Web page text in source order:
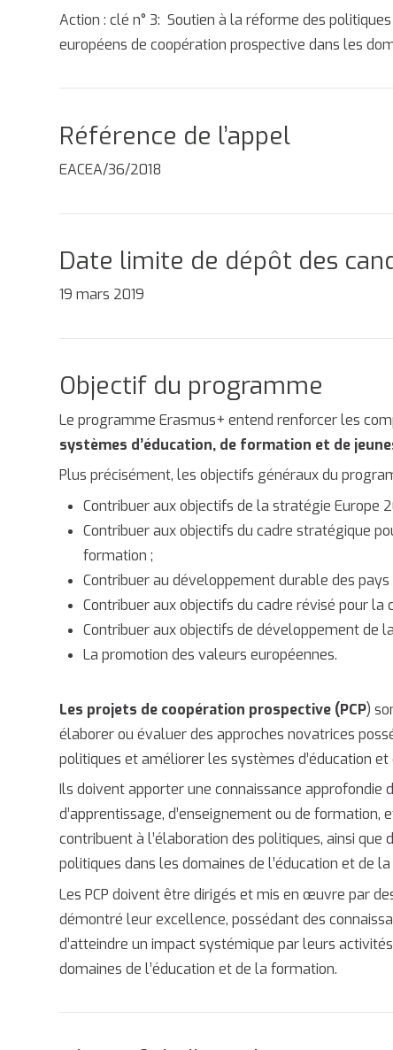
Action : clé n° 3: Soutien à la réforme des
européens de coopération prospective dans les
Référence de l’appel
EACEA/36/2018
Date limite de dépôt des
19 mars 2019
Objectif du programme
Le programme Erasmus+ entend renforcer les
systèmes d’éducation, de formation et de
Plus précisément, les objectifs généraux du
Contribuer aux objectifs de la stratégie Europe
Contribuer aux objectifs du cadre stratégique
formation ;
Contribuer au développement durable des
Contribuer aux objectifs du cadre révisé pour
Contribuer aux objectifs de développement de
La promotion des valeurs européennes.
Les projets de coopération prospective (PCP)
élaborer ou évaluer des approches novatrices
politiques et améliorer les systèmes d’éducation
Ils doivent apporter une connaissance approfondie
d’apprentissage, d’enseignement ou de
contribuent à l’élaboration des politiques, ainsi
politiques dans les domaines de l’éducation et de
Les PCP doivent être dirigés et mis en œuvre par
démontré leur excellence, possédant des
d’atteindre un impact systémique par leurs
domaines de l’éducation et de la formation.